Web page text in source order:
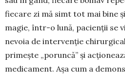
fiecare zi mă simt tot mai bine
magie, într-o lună, pacienții se
nevoia de intervenție
primește „poruncă” și
medicament. Așa cum a